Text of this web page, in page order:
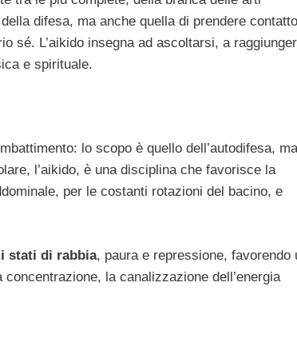
difesa, ma anche quella di prendere contatto
sé. L’aikido insegna ad ascoltarsi, a
e spirituale.
lo scopo è quello dell’autodifesa,
l’aikido, è una disciplina che favorisce la
per le costanti rotazioni del bacino, e
stati di rabbia, paura e repressione, favorendo
la canalizzazione dell’energia